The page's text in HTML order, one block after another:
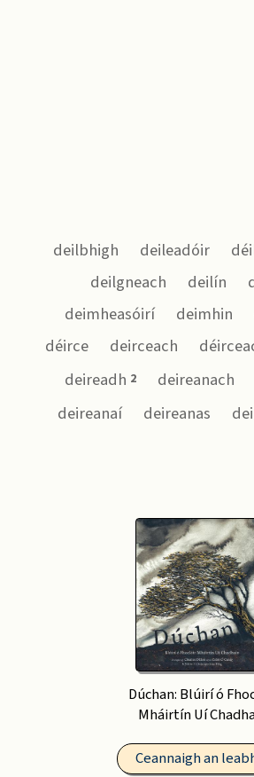
deilbhigh deileadóir
deilgneach
deilín
deimheasóirí
deimhin
déirce
deirceach
deireadh 2 deireanach
deireanaí
deireanas
Dúchan: Blúirí ó
Mháirtín Uí
Ceannaigh an